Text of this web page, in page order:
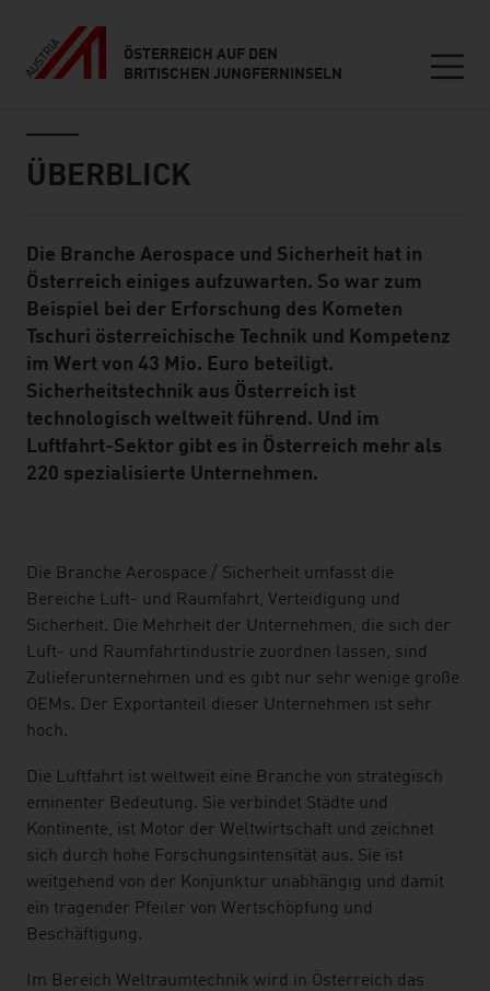
ÖSTERREICH AUF DEN
BRITISCHEN JUNGFERNINSELN
ÜBERBLICK
Standard Content Module
Die Branche Aerospace und Sicherheit hat in
Österreich einiges aufzuwarten. So war zum
Beispiel bei der Erforschung des Kometen
Tschuri österreichische Technik und Kompetenz
im Wert von 43 Mio. Euro beteiligt.
Sicherheitstechnik aus Österreich ist
technologisch weltweit führend. Und im
Luftfahrt-Sektor gibt es in Österreich mehr als
220 spezialisierte Unternehmen.
listen
Die Branche Aerospace / Sicherheit umfasst die
Bereiche Luft- und Raumfahrt, Verteidigung und
Sicherheit. Die Mehrheit der Unternehmen, die sich der
Luft- und Raumfahrtindustrie zuordnen lassen, sind
Zulieferunternehmen und es gibt nur sehr wenige große
OEMs. Der Exportanteil dieser Unternehmen ist sehr
hoch.
Die Luftfahrt ist weltweit eine Branche von strategisch
eminenter Bedeutung. Sie verbindet Städte und
Kontinente, ist Motor der Weltwirtschaft und zeichnet
sich durch hohe Forschungsintensität aus. Sie ist
weitgehend von der Konjunktur unabhängig und damit
ein tragender Pfeiler von Wertschöpfung und
Beschäftigung.
Im Bereich Weltraumtechnik wird in Österreich das